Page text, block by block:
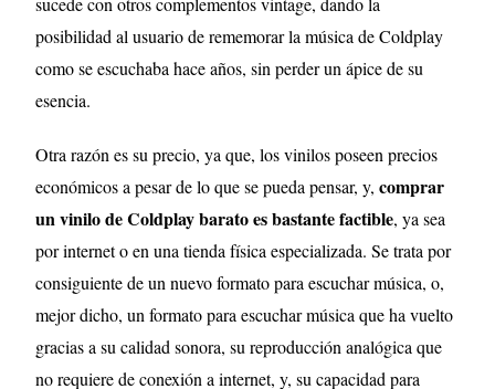
posibilidad al usuario de rememorar la música de Coldplay
como se escuchaba hace años, sin perder un ápice de su
esencia.
Otra razón es su precio, ya que, los vinilos poseen precios
económicos a pesar de lo que se pueda pensar, y,comprar
un vinilo de Coldplay barato es bastante factible, ya sea
por internet o en una tienda física especializada. Se trata por
consiguiente de un nuevo formato para escuchar música, o,
mejor dicho, un formato para escuchar música que ha vuelto
gracias a su calidad sonora, su reproducción analógica que
no requiere de conexión a internet, y, su capacidad para